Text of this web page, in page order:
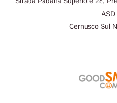
ASD
Cernusco Sul